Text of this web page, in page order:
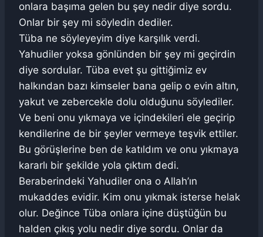
onlara başıma gelen bu şey nedir diye sordu.
Onlar bir şey mi söyledin dediler.
Tüba ne söyleyeyim diye karşılık verdi.
Yahudiler yoksa gönlünden bir şey mi geçirdin
diye sordular. Tüba evet şu gittiğimiz ev
halkından bazı kimseler bana gelip o evin altın,
yakut ve zebercekle dolu olduğunu söylediler.
Ve beni onu yıkmaya ve içindekileri ele geçirip
kendilerine de bir şeyler vermeye teşvik ettiler.
Bu görüşlerine ben de katıldım ve onu yıkmaya
kararlı bir şekilde yola çıktım dedi.
Beraberindeki Yahudiler ona o Allah’ın
mukaddes evidir. Kim onu yıkmak isterse helak
olur. Değince Tüba onlara içine düştüğün bu
halden çıkış yolu nedir diye sordu. Onlar da